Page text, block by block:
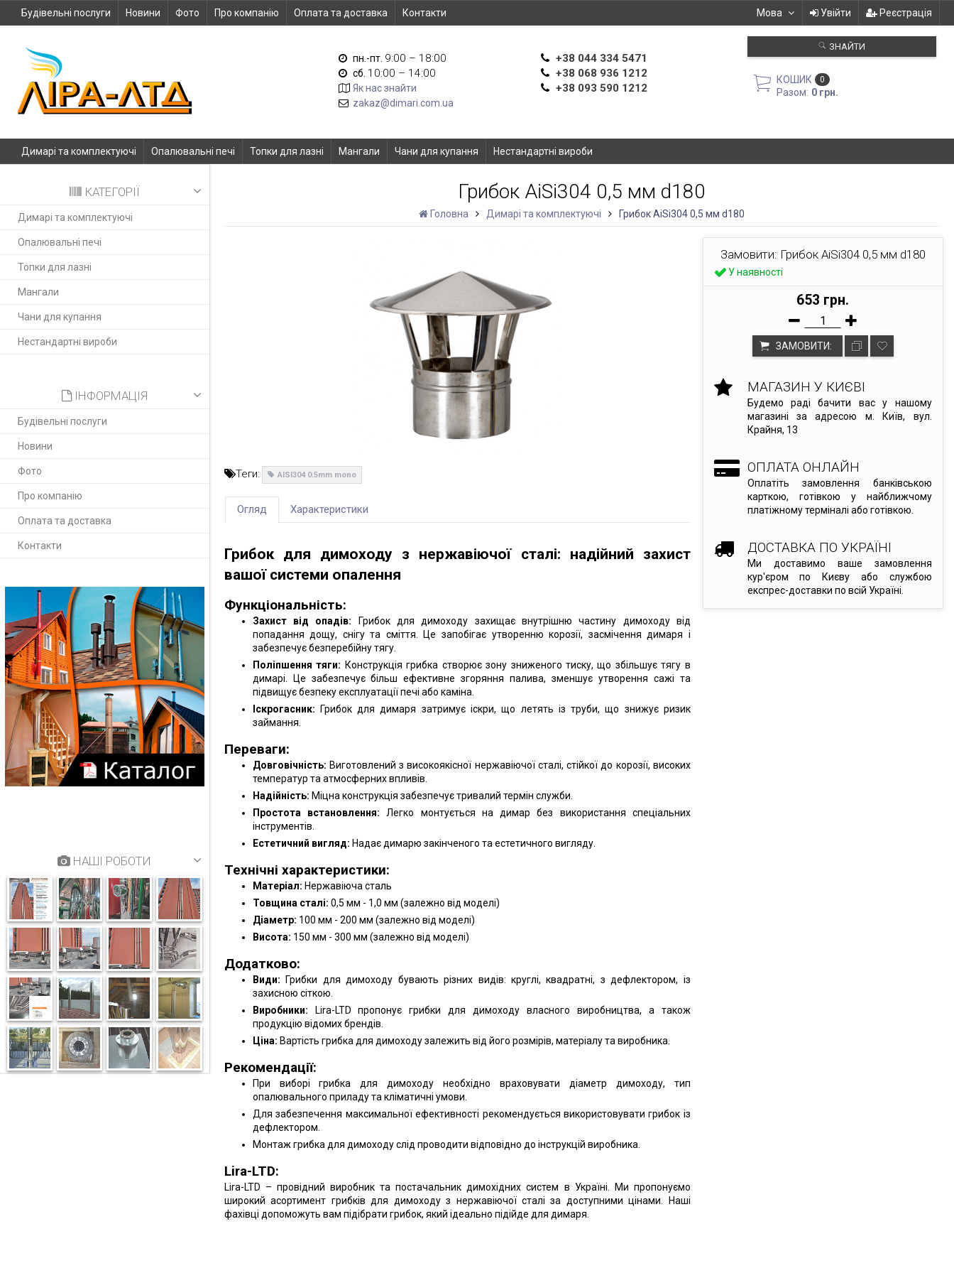
Будівельні послуги Новини Фото Про компанію Оплата та доставка Контакти Мова Увійти Реєстрація
пн.-пт. 9:00 – 18:00
сб. 10:00 – 14:00
Як нас знайти
zakaz@dimari.com.ua
+38 044 334 5471
+38 068 936 1212
+38 093 590 1212
ЗНАЙТИ
КОШИК 0
Разом: 0 грн.
Димарі та комплектуючі Опалювальні печі Топки для лазні Мангали Чани для купання Нестандартні вироби
КАТЕГОРІЇ
Димарі та комплектуючі
Опалювальні печі
Топки для лазні
Мангали
Чани для купання
Нестандартні вироби
ІНФОРМАЦІЯ
Будівельні послуги
Новини
Фото
Про компанію
Оплата та доставка
Контакти
НАШІ РОБОТИ
Грибок AiSi304 0,5 мм d180
Головна Димарі та комплектуючі Грибок AiSi304 0,5 мм d180
Замовити: Грибок AiSi304 0,5 мм d180
У наявності
653 грн.
ЗАМОВИТИ:
МАГАЗИН У КИЄВІ
Будемо раді бачити вас у нашому
магазині за адресою м. Київ, вул.
Крайня, 13
ОПЛАТА ОНЛАЙН
Оплатіть замовлення банківською
карткою, готівкою у найближчому
платіжному терміналі або готівкою.
ДОСТАВКА ПО УКРАЇНІ
Ми доставимо ваше замовлення
кур'єром по Києву або службою
експрес-доставки по всій Україні.
Теги: AISI304 0.5mm mono
Огляд Характеристики
Грибок для димоходу з нержавіючої сталі: надійний захист
вашої системи опалення
Функціональність:
Захист від опадів: Грибок для димоходу захищає внутрішню частину димоходу від
попадання дощу, снігу та сміття. Це запобігає утворенню корозії, засмічення димаря і
забезпечує безперебійну тягу.
Поліпшення тяги: Конструкція грибка створює зону зниженого тиску, що збільшує тягу в
димарі. Це забезпечує більш ефективне згоряння палива, зменшує утворення сажі та
підвищує безпеку експлуатації печі або каміна.
Іскрогасник: Грибок для димаря затримує іскри, що летять із труби, що знижує ризик
займання.
Переваги:
Довговічність: Виготовлений з високоякісної нержавіючої сталі, стійкої до корозії, високих
температур та атмосферних впливів.
Надійність: Міцна конструкція забезпечує тривалий термін служби.
Простота встановлення: Легко монтується на димар без використання спеціальних
інструментів.
Естетичний вигляд: Надає димарю закінченого та естетичного вигляду.
Технічні характеристики:
Матеріал: Нержавіюча сталь
Товщина сталі: 0,5 мм - 1,0 мм (залежно від моделі)
Діаметр: 100 мм - 200 мм (залежно від моделі)
Висота: 150 мм - 300 мм (залежно від моделі)
Додатково:
Види: Грибки для димоходу бувають різних видів: круглі, квадратні, з дефлектором, із
захисною сіткою.
Виробники: Lira-LTD пропонує грибки для димоходу власного виробництва, а також
продукцію відомих брендів.
Ціна: Вартість грибка для димоходу залежить від його розмірів, матеріалу та виробника.
Рекомендації:
При виборі грибка для димоходу необхідно враховувати діаметр димоходу, тип
опалювального приладу та кліматичні умови.
Для забезпечення максимальної ефективності рекомендується використовувати грибок із
дефлектором.
Монтаж грибка для димоходу слід проводити відповідно до інструкцій виробника.
Lira-LTD:
Lira-LTD – провідний виробник та постачальник димохідних систем в Україні. Ми пропонуємо
широкий асортимент грибків для димоходу з нержавіючої сталі за доступними цінами. Наші
фахівці допоможуть вам підібрати грибок, який ідеально підійде для димаря.